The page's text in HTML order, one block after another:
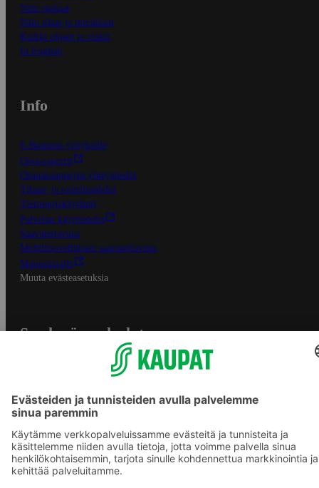
Näin maksat
Näin tilaat ja muokkaat
Kaikki ohjeet ja vinkit
In English
Info
S-Business yrityksille
Oiva-raportit
Osuuskauppojen yhteystiedot
Tilaus- ja toimitusehdot
Tietosuojakäytäntö
Palvelun käyttöehdot
Saavutettavuus
Mobiilisovelluksen saavutettavuus
Mainostajalle
Muuta evästeasetuksia
S-ryhmän palvelut
Yhteishyvä Ruoka -sovellus
S-ostoslista -sovellus
Prisma.fi
Sokos.fi
S-Pankki